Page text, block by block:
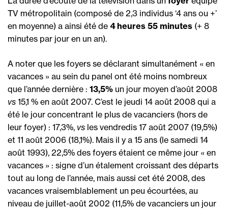
TV métropolitain (composé de 2,3 individus ‘4 ans ou +’
en moyenne) a ainsi été de 4 heures 55 minutes (+ 8
minutes par jour en un an).
A noter que les foyers se déclarant simultanément « en
vacances » au sein du panel ont été moins nombreux
que l’année dernière : 13,5% un jour moyen d’août 2008
vs 15,1 % en août 2007. C’est le jeudi 14 août 2008 qui a
été le jour concentrant le plus de vacanciers (hors de
leur foyer) : 17,3%, vs les vendredis 17 août 2007 (19,5%)
et 11 août 2006 (18,1%). Mais il y a 15 ans (le samedi 14
août 1993), 22,5% des foyers étaient ce même jour « en
vacances » : signe d’un étalement croissant des départs
tout au long de l’année, mais aussi cet été 2008, des
vacances vraisemblablement un peu écourtées, au
niveau de juillet-août 2002 (11,5% de vacanciers un jour